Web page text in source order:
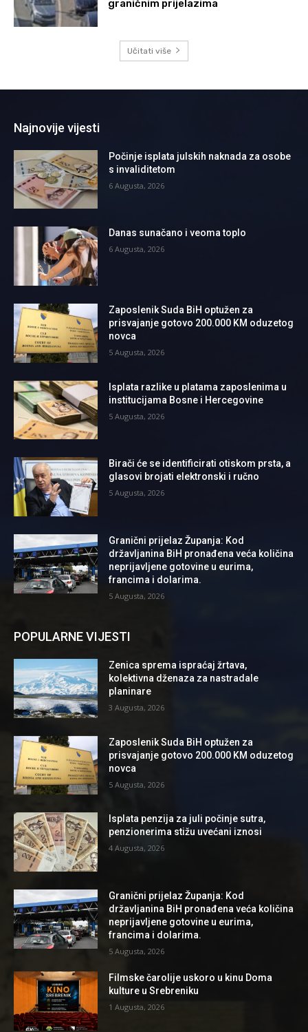
graničnim prijelazima
Učitati više
Najnovije vijesti
Počinje isplata julskih naknada za osobe
s invaliditetom
6 Augusta, 2026
Danas sunačano i veoma toplo
6 Augusta, 2026
Zaposlenik Suda BiH optužen za
prisvajanje gotovo 200.000 KM oduzetog
novca
5 Augusta, 2026
Isplata razlike u platama zaposlenima u
institucijama Bosne i Hercegovine
5 Augusta, 2026
Birači će se identificirati otiskom prsta, a
glasovi brojati elektronski i ručno
5 Augusta, 2026
Granični prijelaz Županja: Kod
državljanina BiH pronađena veća količina
neprijavljene gotovine u eurima,
francima i dolarima.
5 Augusta, 2026
POPULARNE VIJESTI
Zenica sprema ispraćaj žrtava,
kolektivna dženaza za nastradale
planinare
3 Augusta, 2026
Zaposlenik Suda BiH optužen za
prisvajanje gotovo 200.000 KM oduzetog
novca
5 Augusta, 2026
Isplata penzija za juli počinje sutra,
penzionerima stižu uvećani iznosi
4 Augusta, 2026
Granični prijelaz Županja: Kod
državljanina BiH pronađena veća količina
neprijavljene gotovine u eurima,
francima i dolarima.
5 Augusta, 2026
Filmske čarolije uskoro u kinu Doma
kulture u Srebreniku
1 Augusta, 2026